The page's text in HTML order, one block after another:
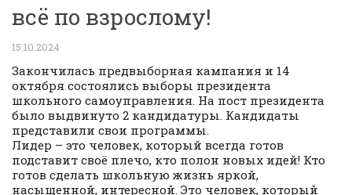
всё по взрослому!
15.10.2024
Закончилась предвыборная кампания и 14
октября состоялись выборы президента
школьного самоуправления. На пост президента
было выдвинуто 2 кандидатуры. Кандидаты
представили свои программы.
Лидер – это человек, который всегда готов
подставит своё плечо, кто полон новых идей! Кто
готов сделать школьную жизнь яркой,
насыщенной, интересной. Это человек, который